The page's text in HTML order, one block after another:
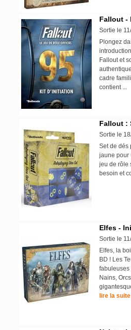
Fallout -
Sortie le
Plongez
Fallout et
cadre
contient ...
Fallout :
Sortie le
Set de dés
jaune pour
jeu de rôle
besoin et
Elfes -
Sortie le
Elfes, la
BD ! Les
fabuleuses
Nains,
lire la suite